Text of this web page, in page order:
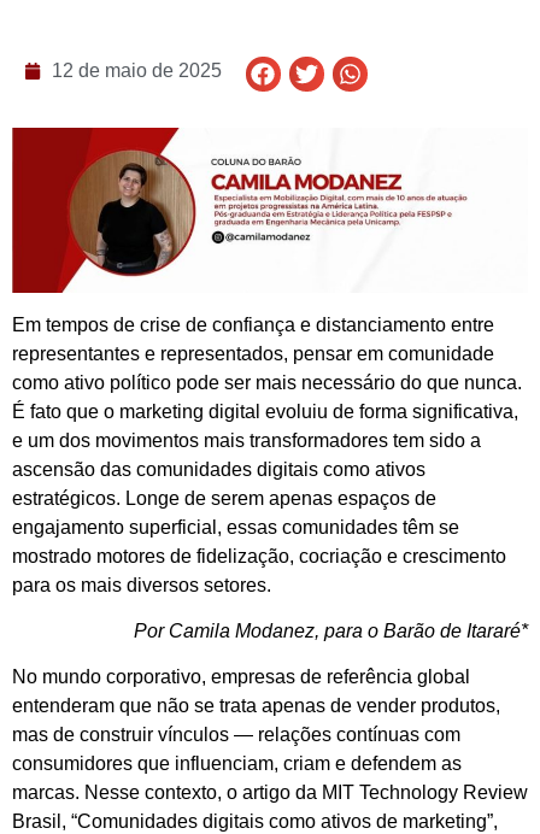
12 de maio de 2025
Em tempos de crise de confiança e distanciamento entre
representantes e representados, pensar em comunidade
como ativo político pode ser mais necessário do que nunca.
É fato que o marketing digital evoluiu de forma significativa,
e um dos movimentos mais transformadores tem sido a
ascensão das comunidades digitais como ativos
estratégicos. Longe de serem apenas espaços de
engajamento superficial, essas comunidades têm se
mostrado motores de fidelização, cocriação e crescimento
para os mais diversos setores.
Por Camila Modanez, para o Barão de Itararé*
No mundo corporativo, empresas de referência global
entenderam que não se trata apenas de vender produtos,
mas de construir vínculos — relações contínuas com
consumidores que influenciam, criam e defendem as
marcas. Nesse contexto, o artigo da MIT Technology Review
Brasil, “Comunidades digitais como ativos de marketing”,